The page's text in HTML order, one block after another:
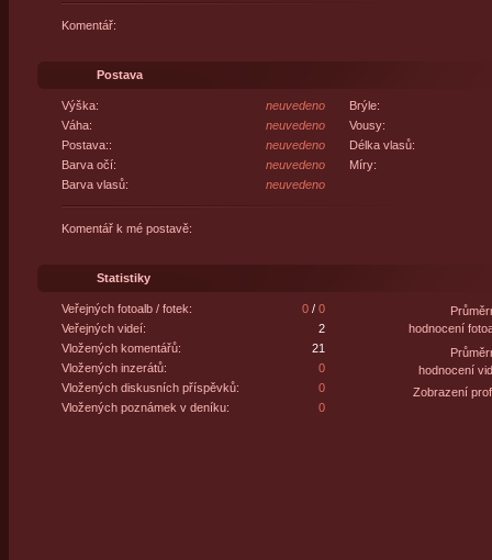
Komentář:
Postava
Výška:
neuvedeno
Váha:
neuvedeno
Postava::
neuvedeno
Barva očí:
neuvedeno
Barva vlasů:
neuvedeno
Brýle:
Vousy:
Délka vlasů:
Míry:
Komentář k mé postavě:
Statistiky
Veřejných fotoalb / fotek: 0/ 0
Veřejných videí:
2
Vložených komentářů:
21
Vložených inzerátů:
0
Vložených diskusních příspěvků:
0
Vložených poznámek v deníku:
0
hodnocení
hodnocení
Zobrazení